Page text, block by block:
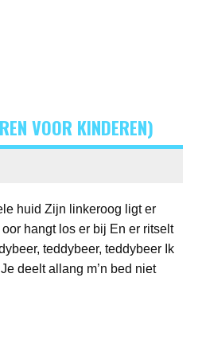
VOOR KINDEREN)
huid Zijn linkeroog ligt er
hangt los er bij En er ritselt
teddybeer, teddybeer Ik
deelt allang m’n bed niet